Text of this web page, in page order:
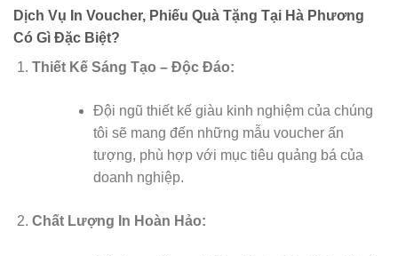
Dịch Vụ In Voucher, Phiếu Quà Tặng Tại Hà Phương
Có Gì Đặc Biệt?
Thiết Kế Sáng Tạo – Độc Đáo:
Đội ngũ thiết kế giàu kinh nghiệm của chúng
tôi sẽ mang đến những mẫu voucher ấn
tượng, phù hợp với mục tiêu quảng bá của
doanh nghiệp.
Chất Lượng In Hoàn Hảo: